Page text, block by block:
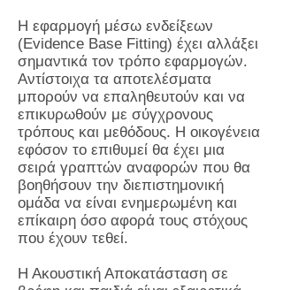
Η εφαρμογή μέσω ενδείξεων
(Evidence Base Fitting) έχει αλλάξει
σημαντικά τον τρόπο εφαρμογών.
Αντίστοιχα τα αποτελέσματα
μπορούν να επαληθευτούν και να
επικυρωθούν με σύγχρονους
τρόπους και μεθόδους. Η οικογένεια
εφόσον το επιθυμεί θα έχει μια
σειρά γραπτών αναφορών που θα
βοηθήσουν την διεπιστημονική
ομάδα να είναι ενημερωμένη και
επίκαιρη όσο αφορά τους στόχους
που έχουν τεθεί.
Η Ακουστική Αποκατάσταση σε